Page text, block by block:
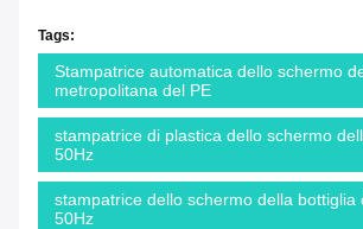
Tags:
Stampatrice automatica dello schermo
metropolitana del PE
stampatrice di plastica dello schermo
50Hz
stampatrice dello schermo della bottiglia
50Hz